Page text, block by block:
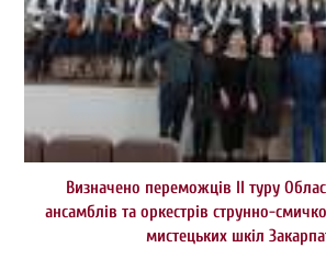
Визначено переможців ІІ туру
ансамблів та оркестрів струнно-
мистецьких шкіл